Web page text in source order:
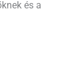
és a